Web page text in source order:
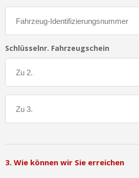
Schlüsselnr. Fahrzeugschein
3. Wie können wir Sie erreichen